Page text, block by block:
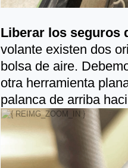
Liberar los seguros
volante existen dos
bolsa de aire.
otra herramienta
palanca de arriba